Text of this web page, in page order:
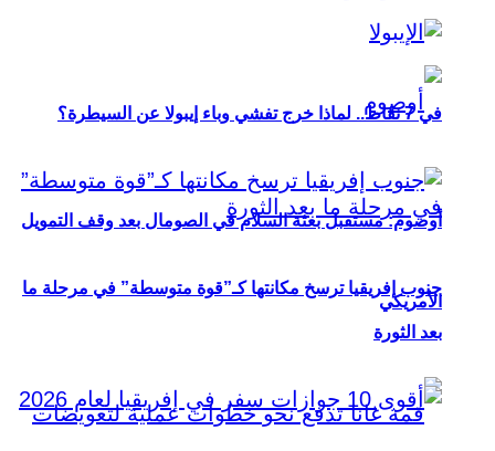
أوصوم: مستقبل بعثة السلام في الصومال بعد وقف التمويل
الأمريكي
في 7 نقاط.. لماذا خرج تفشي وباء إيبولا عن السيطرة؟
جنوب إفريقيا ترسخ مكانتها كـ”قوة متوسطة” في مرحلة ما
بعد الثورة